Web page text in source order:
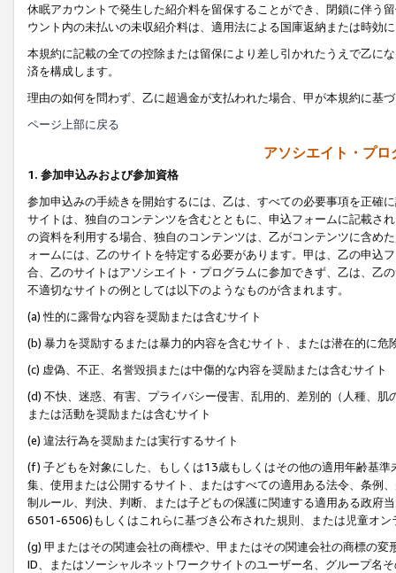
休眠アカウントで発生した紹介料を留保することができ、閉鎖に伴う
ウント内の未払いの未収紹介料は、適用法による国庫返納または時効
本規約に記載の全ての控除または留保により差し引かれたうえで乙に
済を構成します。
理由の如何を問わず、乙に超過金が支払われた場合、甲が本規約に基
ページ上部に戻る
アソシエイト・プ
1. 参加申込みおよび参加資格
参加申込みの手続きを開始するには、乙は、すべての必要事項を正確
サイトは、独自のコンテンツを含むとともに、申込フォームに記載さ
の資料を利用する場合、独自のコンテンツは、乙がコンテンツに含め
ォームには、乙のサイトを特定する必要があります。甲は、乙の申込
合、乙のサイトはアソシエイト・プログラムに参加できず、乙は、乙
不適切なサイトの例としては以下のようなものが含まれます。
(a) 性的に露骨な内容を奨励または含むサイト
(b) 暴力を奨励するまたは暴力的内容を含むサイト、または潜在的に
(c) 虚偽、不正、名誉毀損または中傷的な内容を奨励または含むサイト
(d) 不快、迷惑、有害、プライバシー侵害、乱用的、差別的（人種、
または活動を奨励または含むサイト
(e) 違法行為を奨励または実行するサイト
(f) 子どもを対象にした、もしくは13歳もしくはその他の適用年齢基
集、使用または公開するサイト、またはすべての適用ある法令、条例
制ルール、判決、判断、または子どもの保護に関連する適用ある政府
6501-6506)もしくはこれらに基づき公布された規則、または児童オン
(g) 甲またはその関連会社の商標や、甲またはその関連会社の商標の
ID、またはソーシャルネットワークサイトのユーザー名、グループ名